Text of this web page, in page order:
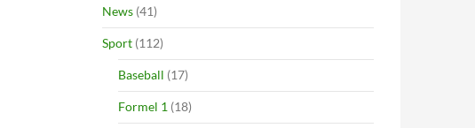
News (41)
Sport (112)
Baseball (17)
Formel 1 (18)